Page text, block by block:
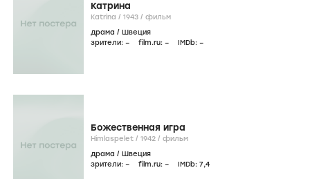
Катрина
Katrina / 1943 / фильм
драма / Швеция
зрители: – film.ru: – IMDb: –
Божественная игра
Himlaspelet / 1942 / фильм
драма / Швеция
зрители: – film.ru: – IMDb: 7,4